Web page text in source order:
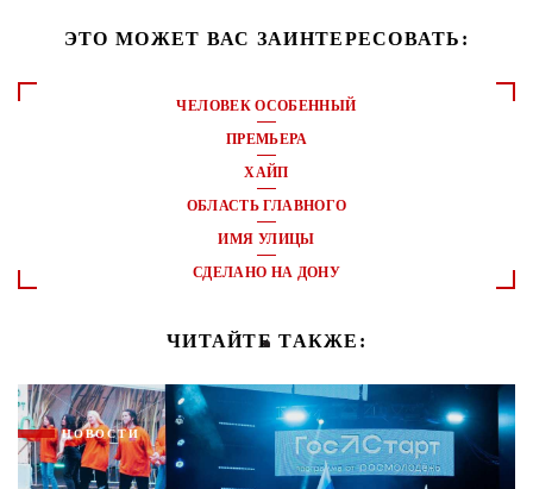
ЭТО МОЖЕТ ВАС ЗАИНТЕРЕСОВАТЬ:
ЧЕЛОВЕК ОСОБЕННЫЙ
ПРЕМЬЕРА
ХАЙП
ОБЛАСТЬ ГЛАВНОГО
ИМЯ УЛИЦЫ
СДЕЛАНО НА ДОНУ
ЧИТАЙТЕ ТАКЖЕ:
НОВОСТИ